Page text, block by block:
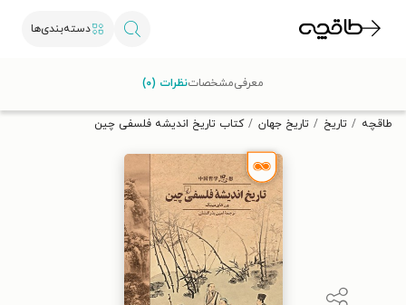
دسته‌بندی‌ها
تخفیف از طاقچه دریافت کن.
طاقچه تاریخ تاریخ جهان کتاب تاریخ اندیشه فلسفی چین
معرفیمشخصاتنظرات (۰)